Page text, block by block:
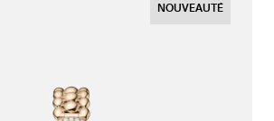
NOUVEAUTÉ